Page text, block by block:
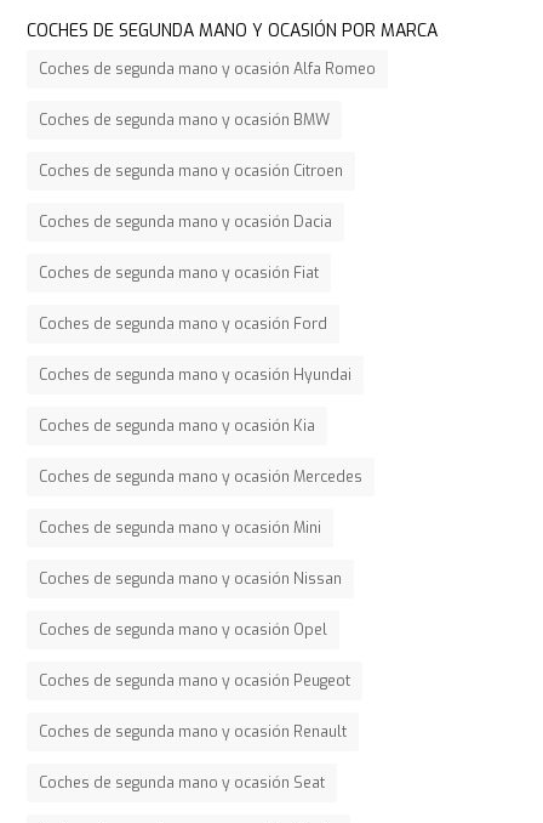
COCHES DE SEGUNDA MANO Y OCASIÓN POR MARCA
Coches de segunda mano y ocasión Alfa Romeo
Coches de segunda mano y ocasión BMW
Coches de segunda mano y ocasión Citroen
Coches de segunda mano y ocasión Dacia
Coches de segunda mano y ocasión Fiat
Coches de segunda mano y ocasión Ford
Coches de segunda mano y ocasión Hyundai
Coches de segunda mano y ocasión Kia
Coches de segunda mano y ocasión Mercedes
Coches de segunda mano y ocasión Mini
Coches de segunda mano y ocasión Nissan
Coches de segunda mano y ocasión Opel
Coches de segunda mano y ocasión Peugeot
Coches de segunda mano y ocasión Renault
Coches de segunda mano y ocasión Seat